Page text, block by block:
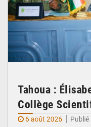
Tahoua :
Collège
6 août 2026